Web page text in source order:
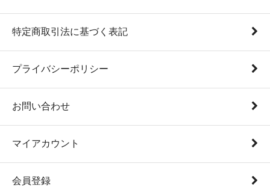
特定商取引法に基づく表記
プライバシーポリシー
お問い合わせ
マイアカウント
会員登録